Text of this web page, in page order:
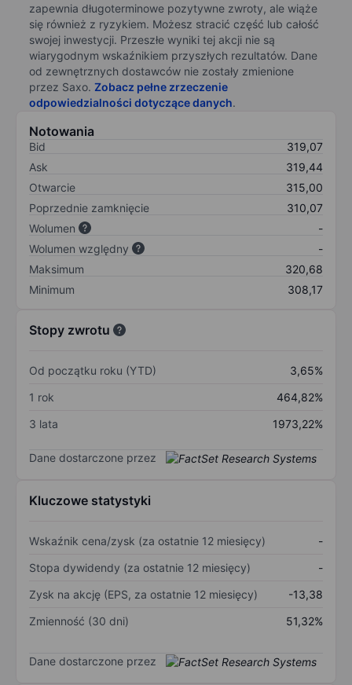
zapewnia długoterminowe pozytywne zwroty, ale wiąże
się również z ryzykiem. Możesz stracić część lub całość
swojej inwestycji. Przeszłe wyniki tej akcji nie są
wiarygodnym wskaźnikiem przyszłych rezultatów. Dane
od zewnętrznych dostawców nie zostały zmienione
przez Saxo. Zobacz pełne zrzeczenie
odpowiedzialności dotyczące danych.
Notowania
Bid
319,07
Ask
319,44
Otwarcie
315,00
Poprzednie zamknięcie
310,07
Wolumen
-
Wolumen względny
-
Maksimum
320,68
Minimum
308,17
Stopy zwrotu
Od początku roku (YTD)
3,65%
1 rok
464,82%
3 lata
1973,22%
Dane dostarczone przez
Kluczowe statystyki
Wskaźnik cena/zysk (za ostatnie 12 miesięcy)
-
Stopa dywidendy (za ostatnie 12 miesięcy)
-
Zysk na akcję (EPS, za ostatnie 12 miesięcy)
-13,38
Zmienność (30 dni)
51,32%
Dane dostarczone przez